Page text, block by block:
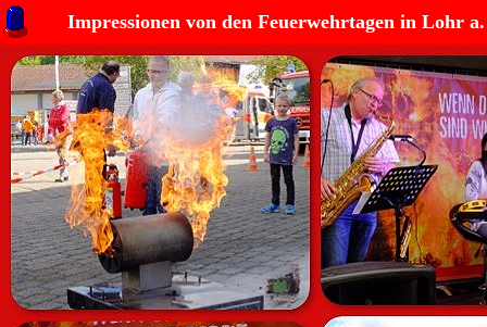
Impressionen von den Feuerwehrtagen in Lohr